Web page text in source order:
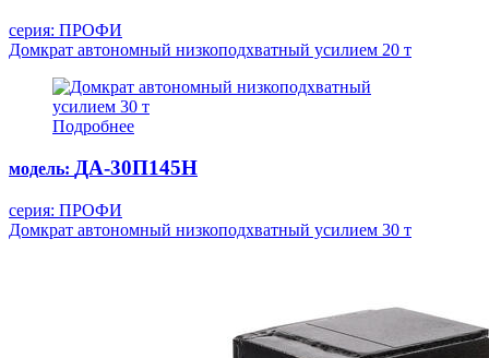
серия: ПРОФИ
Домкрат автономный низкоподхватный усилием 20 т
Подробнее
модель: ДА-30П145Н
серия: ПРОФИ
Домкрат автономный низкоподхватный усилием 30 т